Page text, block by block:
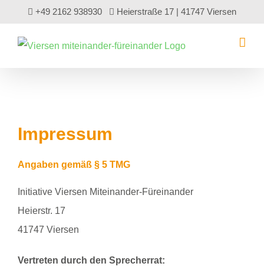
springen
+49 2162 938930 Heierstraße 17 | 41747 Viersen
Impressum
Angaben gemäß § 5 TMG
Initiative Viersen Miteinander-Füreinander
Heierstr. 17
41747 Viersen
Vertreten durch den Sprecherrat: